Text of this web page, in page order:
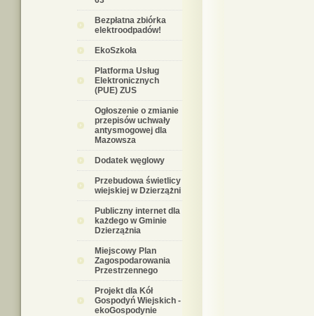
Bezpłatna zbiórka
elektroodpadów!
EkoSzkoła
Platforma Usług
Elektronicznych
(PUE) ZUS
Ogłoszenie o zmianie
przepisów uchwały
antysmogowej dla
Mazowsza
Dodatek węglowy
Przebudowa świetlicy
wiejskiej w Dzierzążni
Publiczny internet dla
każdego w Gminie
Dzierzążnia
Miejscowy Plan
Zagospodarowania
Przestrzennego
Projekt dla Kół
Gospodyń Wiejskich -
ekoGospodynie